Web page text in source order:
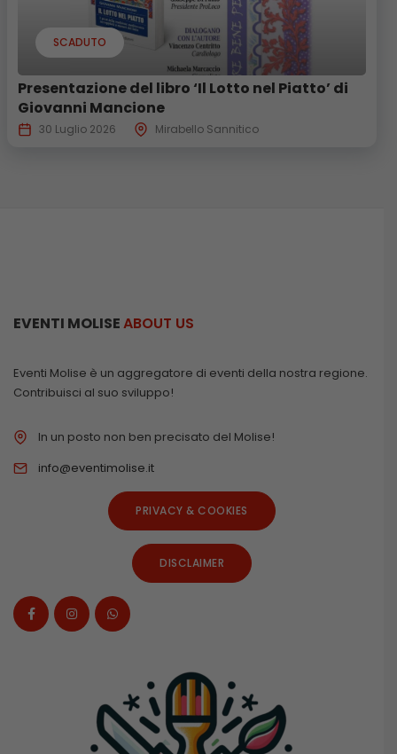
SCADUTO
Presentazione del libro ‘Il Lotto nel Piatto’ di
Giovanni Mancione
30 Luglio 2026 Mirabello Sannitico
EVENTI MOLISEABOUT US
Eventi Molise è un aggregatore di eventi della nostra regione.
Contribuisci al suo sviluppo!
In un posto non ben precisato del Molise!
info@eventimolise.it
PRIVACY & COOKIES
DISCLAIMER